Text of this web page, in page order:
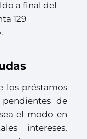
a final del
129
los préstamos
de
el modo en
intereses,